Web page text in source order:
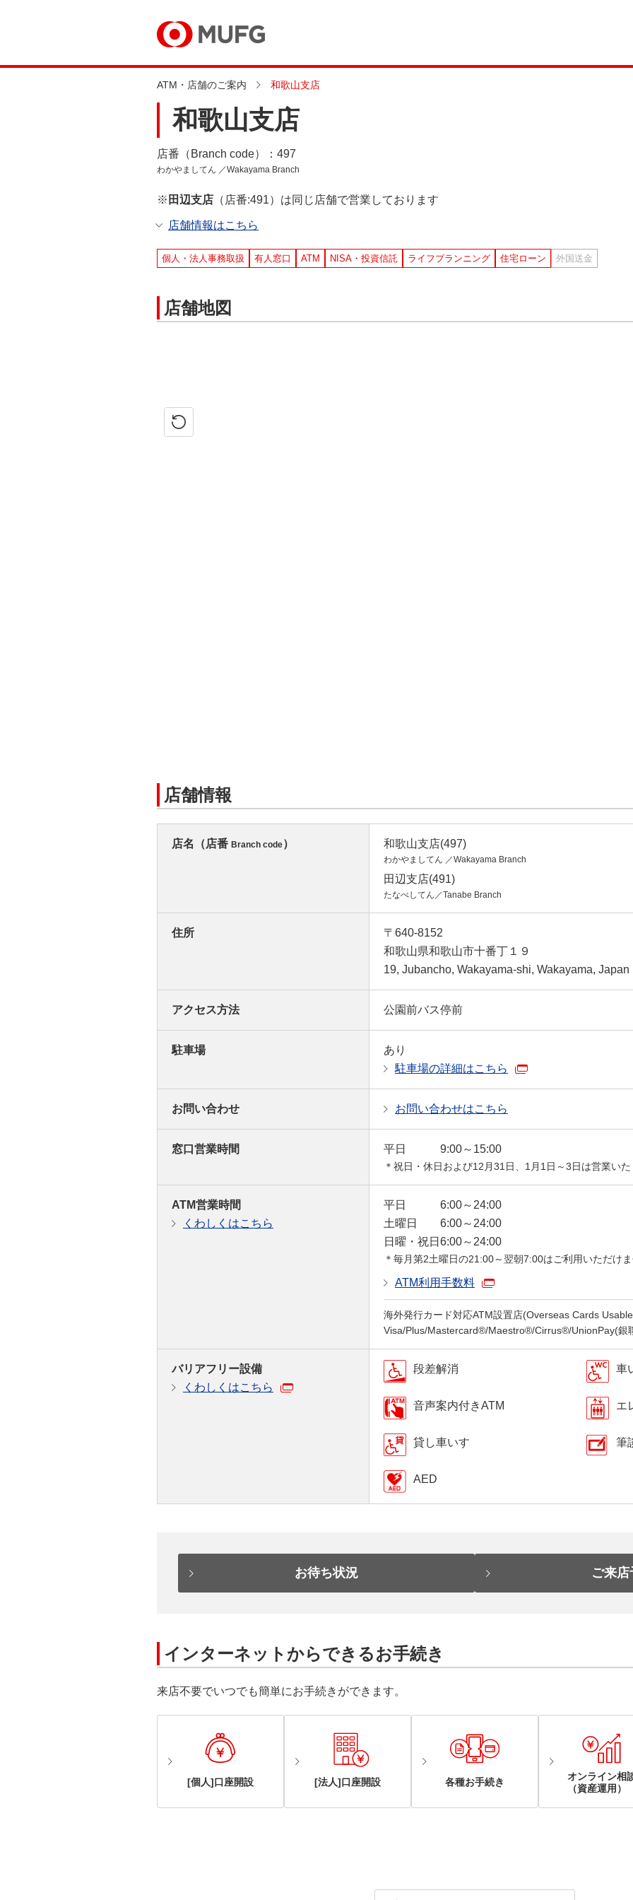
ATM・店舗のご案内 和歌山支店
和歌山支店
店番（Branch code）：497
わかやましてん ／Wakayama Branch
※ 田辺支店 （店番:491）は同じ店舗で営業しております
店舗情報はこちら
個人・法人事務取扱 有人窓口 ATM NISA・投資信託 ライフプランニング 住宅ローン 外国送金
店舗地図
店舗情報
店名（店番 Branch code） 和歌山支店(497)
わかやましてん ／Wakayama Branch
田辺支店(491)
たなべしてん／Tanabe Branch
住所
〒640-8152
和歌山県和歌山市十番丁１９
19, Jubancho, Wakayama-shi, Wakayama, Japan
アクセス方法 公園前バス停前
駐車場
あり
駐車場の詳細はこちら
お問い合わせ お問い合わせはこちら
窓口営業時間 平日 9:00～15:00
＊祝日・休日および12月31日、1月1日～3日は営業いた
ATM営業時間
くわしくはこちら
平日
6:00～24:00
土曜日
6:00～24:00
日曜・祝日 6:00～24:00
＊毎月第2土曜日の21:00～翌朝7:00はご利用いただけま
ATM利用手数料
海外発行カード対応ATM設置店(Overseas Cards
Visa/Plus/Mastercard®/Maestro®/Cirrus®/UnionPay(銀
バリアフリー設備
くわしくはこちら
段差解消 車
音声案内付きATM エ
貸し車いす 筆
AED
お待ち状況 ご来店
インターネットからできるお手続き
来店不要でいつでも簡単にお手続きができます。
[個人]口座開設 [法人]口座開設 各種お手続き
オンライン相
（資産運用）